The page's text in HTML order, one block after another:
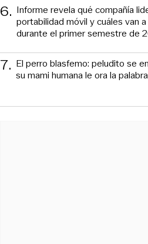
6. Informe revela qué compañía
portabilidad móvil y cuáles van a
durante el primer semestre de
7. El perro blasfemo: peludito se
su mami humana le ora la